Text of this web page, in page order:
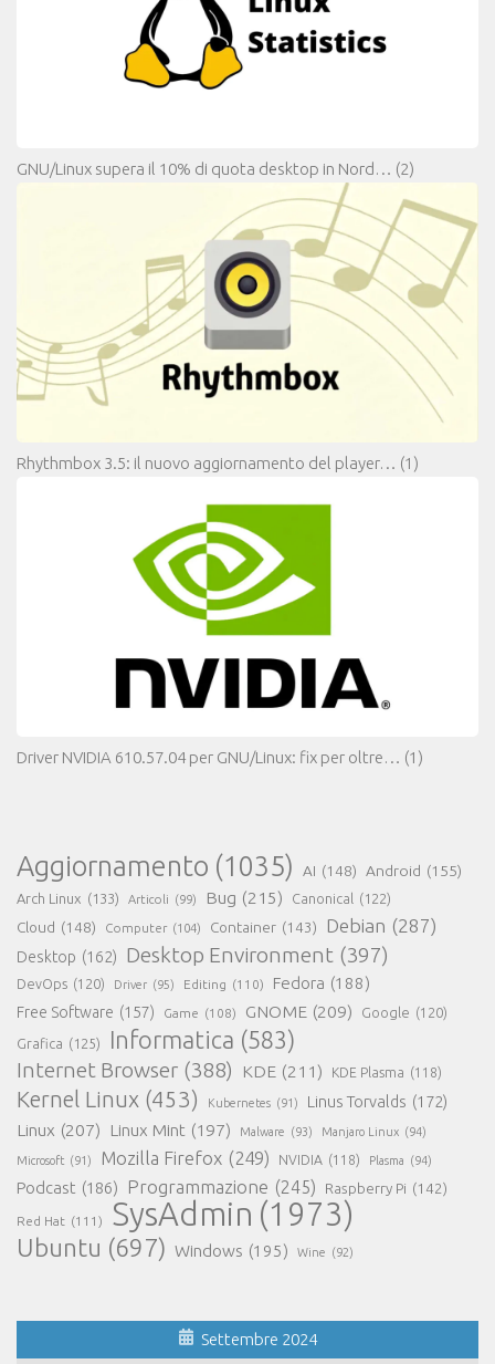
GNU/Linux supera il 10% di quota desktop in Nord… (2)
Rhythmbox 3.5: il nuovo aggiornamento del player… (1)
Driver NVIDIA 610.57.04 per GNU/Linux: fix per oltre… (1)
Aggiornamento (1035) AI (148) Android (155)
Arch Linux (133) Articoli (99) Bug (215) Canonical (122)
Cloud (148) Computer (104) Container (143) Debian (287)
Desktop (162) Desktop Environment (397)
DevOps (120) Driver (95) Editing (110) Fedora (188)
Free Software (157) Game (108) GNOME (209) Google (120)
Grafica (125) Informatica (583)
Internet Browser (388) KDE (211) KDE Plasma (118)
Kernel Linux (453) Kubernetes (91) Linus Torvalds (172)
Linux (207) Linux Mint (197) Malware (93) Manjaro Linux (94)
Microsoft (91) Mozilla Firefox (249) NVIDIA (118) Plasma (94)
Podcast (186) Programmazione (245) Raspberry Pi (142)
Red Hat (111) SysAdmin (1973)
Ubuntu (697) Windows (195) Wine (92)
Settembre 2024